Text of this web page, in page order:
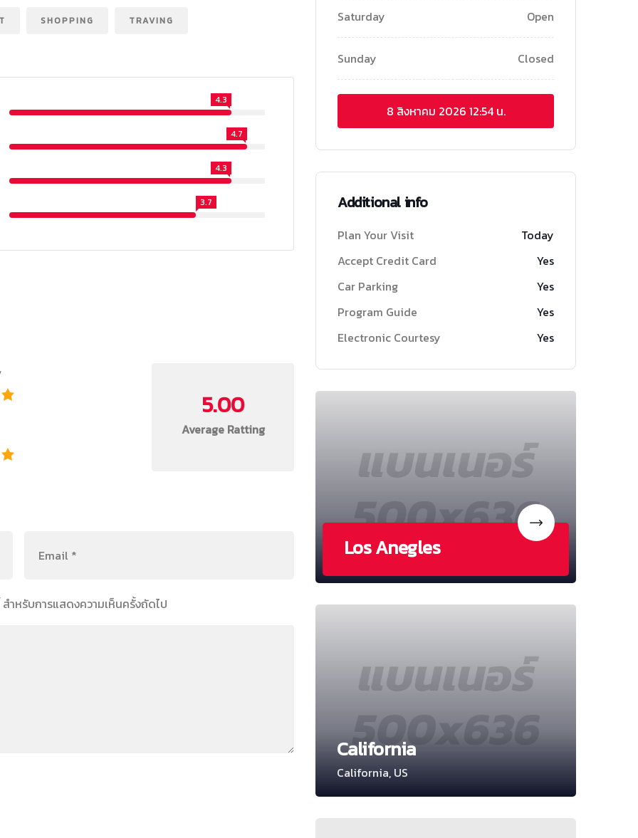
SHOPPING TRAVING
4.3
4.7
4.3
3.7
5.00
Average Ratting
ำหรับการแสดงความเห็นครั้งถัดไป
Saturday Open
Sunday Closed
8 สิงหาคม 2026 12:54 น.
Additional info
Plan Your Visit
Today
Accept Credit Card
Yes
Car Parking
Yes
Program Guide
Yes
Electronic Courtesy
Yes
Los Anegles
California
California, US